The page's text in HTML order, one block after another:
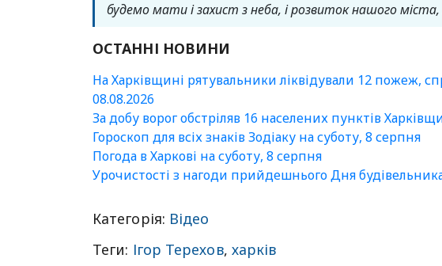
будемо мати і захист з неба, і розвиток нашого міста,
ОСТАННІ НОВИНИ
На Харківщині рятувальники ліквідували 12
08.08.2026
За добу ворог обстріляв 16 населених пунктів
Гороскоп для всіх знаків Зодіаку на суботу, 8 серпня
Погода в Харкові на суботу, 8 серпня
Урочистості з нагоди прийдешнього Дня
Категорія: Відео
Теги: Ігор Терехов, харків